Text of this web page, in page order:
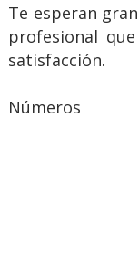
Te esperan
profesional
satisfacción.